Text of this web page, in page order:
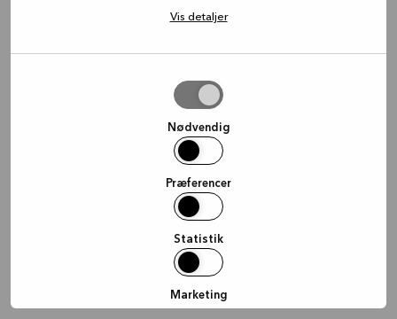
Vis detaljer
Nødvendig
Præferencer
Statistik
Marketing